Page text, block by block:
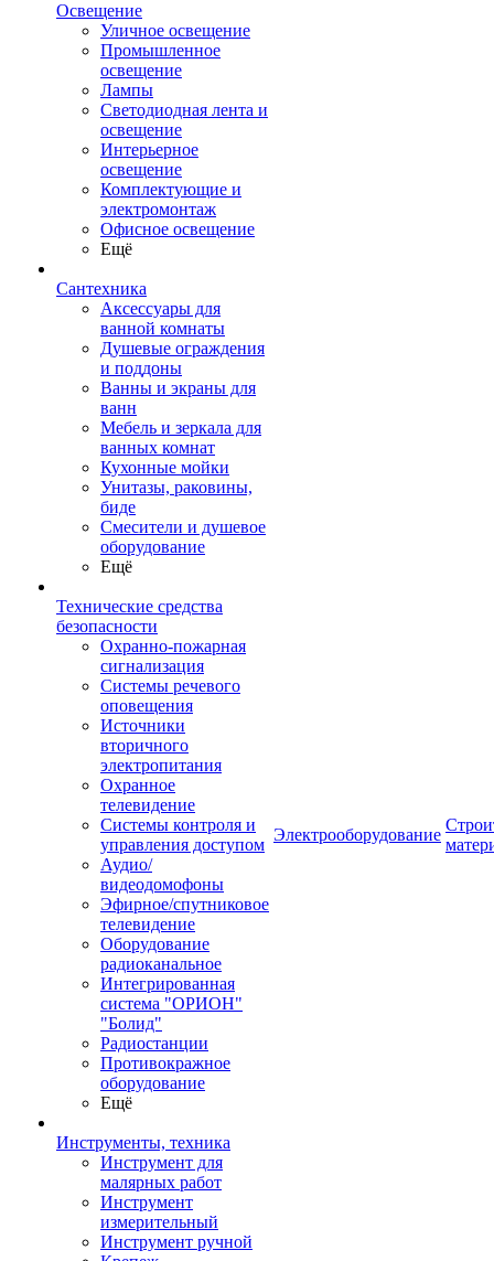
Освещение
Уличное освещение
Промышленное
освещение
Лампы
Светодиодная лента и
освещение
Интерьерное
освещение
Комплектующие и
электромонтаж
Офисное освещение
Ещё
Сантехника
Аксессуары для
ванной комнаты
Душевые ограждения
и поддоны
Ванны и экраны для
ванн
Мебель и зеркала для
ванных комнат
Кухонные мойки
Унитазы, раковины,
биде
Смесители и душевое
оборудование
Ещё
Технические средства
безопасности
Охранно-пожарная
сигнализация
Системы речевого
оповещения
Источники
вторичного
электропитания
Охранное
телевидение
Системы контроля и
управления доступом
Аудио/
видеодомофоны
Эфирное/спутниковое
телевидение
Оборудование
радиоканальное
Интегрированная
система "ОРИОН"
"Болид"
Радиостанции
Противокражное
оборудование
Ещё
Инструменты, техника
Инструмент для
малярных работ
Инструмент
измерительный
Инструмент ручной
Электрооборудование